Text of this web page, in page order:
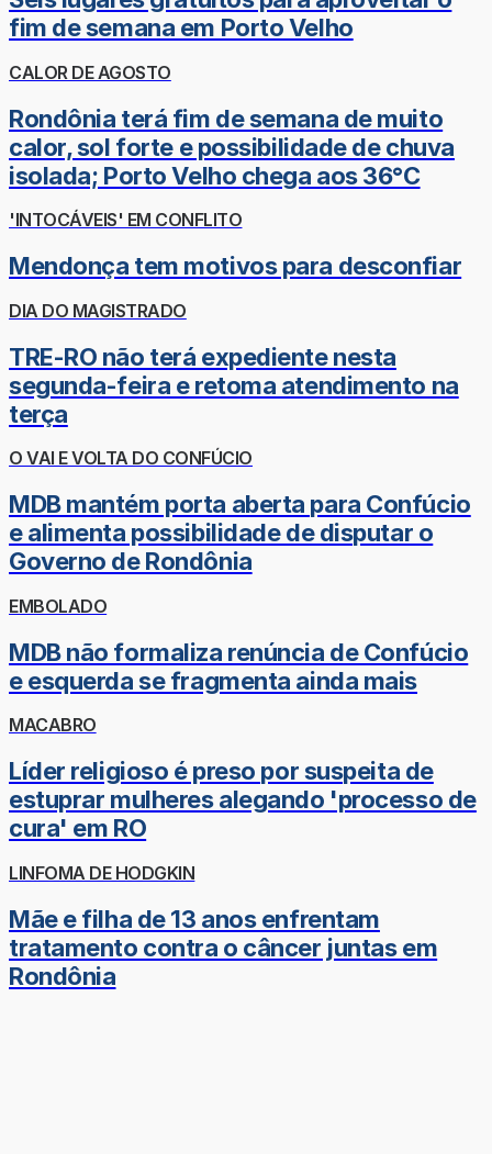
fim de semana em Porto Velho
CALOR DE AGOSTO
Rondônia terá fim de semana de muito
calor, sol forte e possibilidade de chuva
isolada; Porto Velho chega aos 36°C
'INTOCÁVEIS' EM CONFLITO
Mendonça tem motivos para desconfiar
DIA DO MAGISTRADO
TRE-RO não terá expediente nesta
segunda-feira e retoma atendimento na
terça
O VAI E VOLTA DO CONFÚCIO
MDB mantém porta aberta para Confúcio
e alimenta possibilidade de disputar o
Governo de Rondônia
EMBOLADO
MDB não formaliza renúncia de Confúcio
e esquerda se fragmenta ainda mais
MACABRO
Líder religioso é preso por suspeita de
estuprar mulheres alegando 'processo de
cura' em RO
LINFOMA DE HODGKIN
Mãe e filha de 13 anos enfrentam
tratamento contra o câncer juntas em
Rondônia